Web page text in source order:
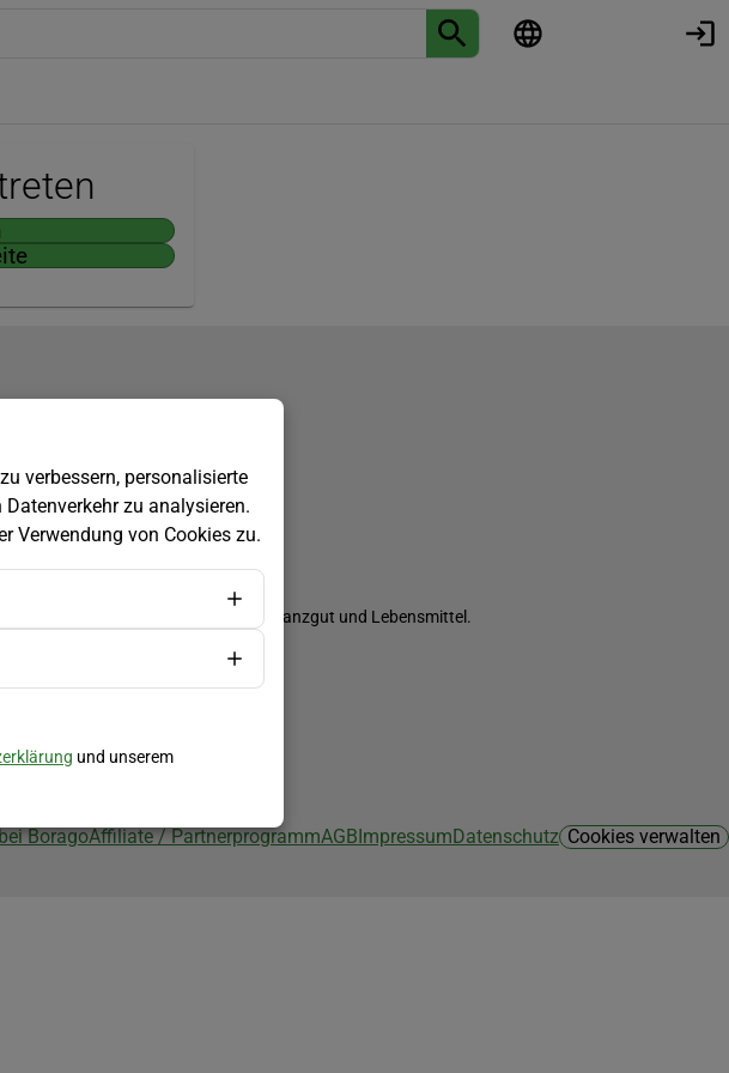
biozertifiziert im Bereich Saatgut, Pflanzgut und Lebensmittel.
BoragoAffiliate / PartnerprogrammAGBImpressumDatenschutz Cookies verwalten
verbessern, personalisierte
zu analysieren.
Verwendung von Cookies zu.
und unserem